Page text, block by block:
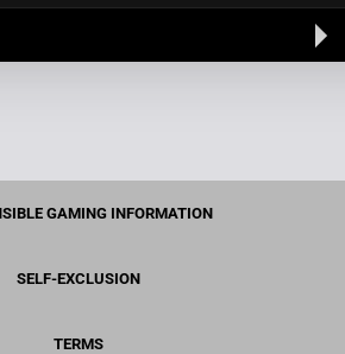
GAMING INFORMATION
SELF-EXCLUSION
TERMS